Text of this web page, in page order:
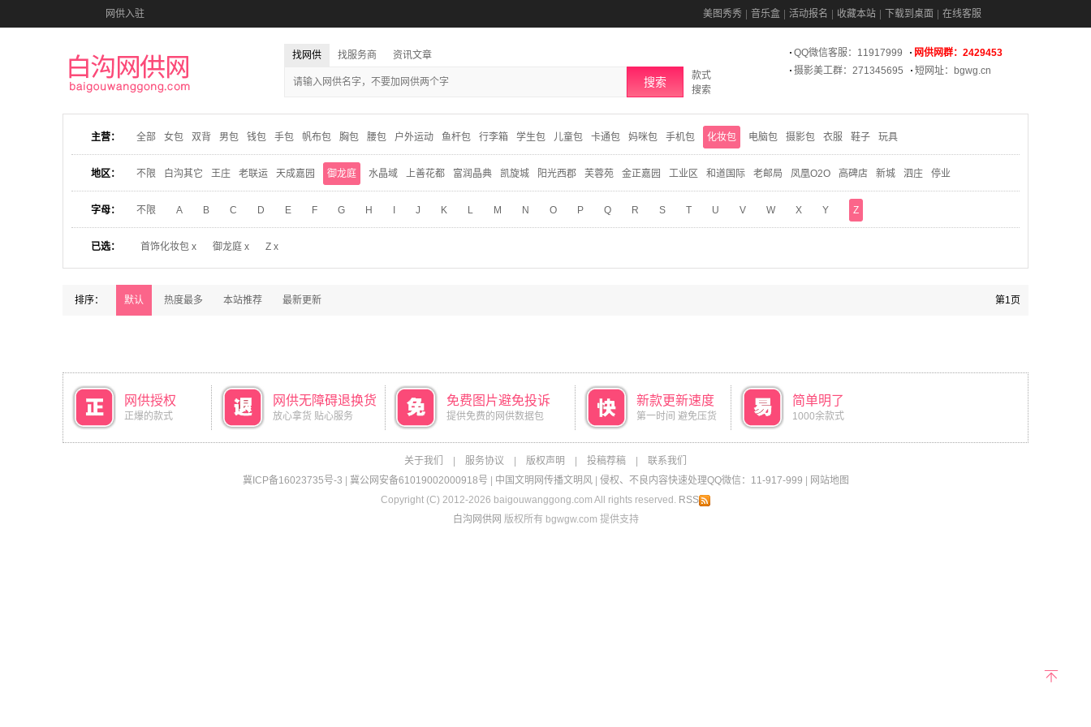
网供入驻 美图秀秀 音乐盒 活动报名 收藏本站 下载到桌面 在线客服
找网供 找服务商 资讯文章
搜索
款式
搜索
QQ微信客服：11917999
网供网群：2429453
摄影美工群：271345695
短网址：bgwg.cn
主营： 全部 女包 双背 男包 钱包 手包 帆布包 胸包 腰包 户外运动 鱼杆包 行李箱 学生包 儿童包 卡通包 妈咪包 手机包 化妆包 电脑包 摄影包 衣服 鞋子 玩具
地区： 不限 白沟其它 王庄 老联运 天成嘉园 御龙庭 水晶域 上善花都 富润晶典 凯旋城 阳光西郡 芙蓉苑 金正嘉园 工业区 和道国际 老邮局 凤凰O2O 高碑店 新城 泗庄 停业
字母： 不限 A B C D E F G H J K L M N O P Q R S T U V W X Y Z
已选： 首饰化妆包 x 御龙庭 x Z x
排序： 默认 热度最多 本站推荐 最新更新 第1页
网供授权
正爆的款式
网供无障碍退换货
放心拿货 贴心服务
免费图片避免投诉
提供免费的网供数据包
新款更新速度
第一时间 避免压货
简单明了
1000余款式
关于我们 服务协议 版权声明 投稿荐稿
联系我们
冀ICP备16023735号-3
冀公网安备61019002000918号 中国文明网传播文明风| 侵权、不良内容快速处理QQ微信：11-917-999
网站地图
Copyright (C) 2012-2026 baigouwanggong.com All rights reserved. RSS
白沟网供网 版权所有 bgwgw.com 提供支持